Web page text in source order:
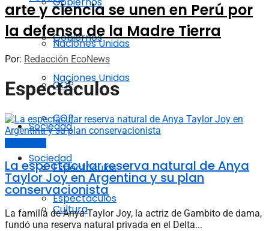
Naciones Unidas
COP
Sociedad
Espectáculos
Cultura
Gobiernos
Naciones Unidas
COP
Sociedad
Espectáculos
arte y ciencia se unen en Perú por
la defensa de la Madre Tierra
Por: Redacción EcoNews
Espectáculos
La espectacular reserva natural de Anya
Taylor Joy en Argentina y su plan
conservacionista
La familia de Anya Taylor Joy, la actriz de Gambito de dama,
fundó una reserva natural privada en el Delta...